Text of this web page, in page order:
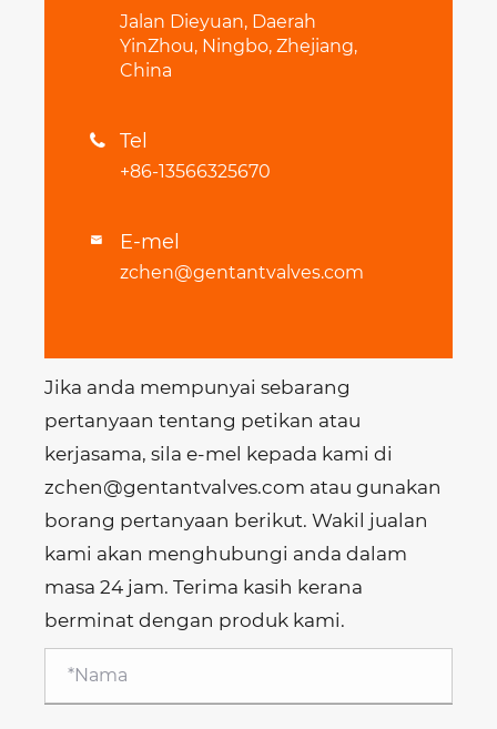
Jalan Dieyuan, Daerah
YinZhou, Ningbo, Zhejiang,
China
 Tel
+86-13566325670
 E-mel
zchen@gentantvalves.com
Jika anda mempunyai sebarang
pertanyaan tentang petikan atau
kerjasama, sila e-mel kepada kami di
zchen@gentantvalves.com atau gunakan
borang pertanyaan berikut. Wakil jualan
kami akan menghubungi anda dalam
masa 24 jam. Terima kasih kerana
berminat dengan produk kami.